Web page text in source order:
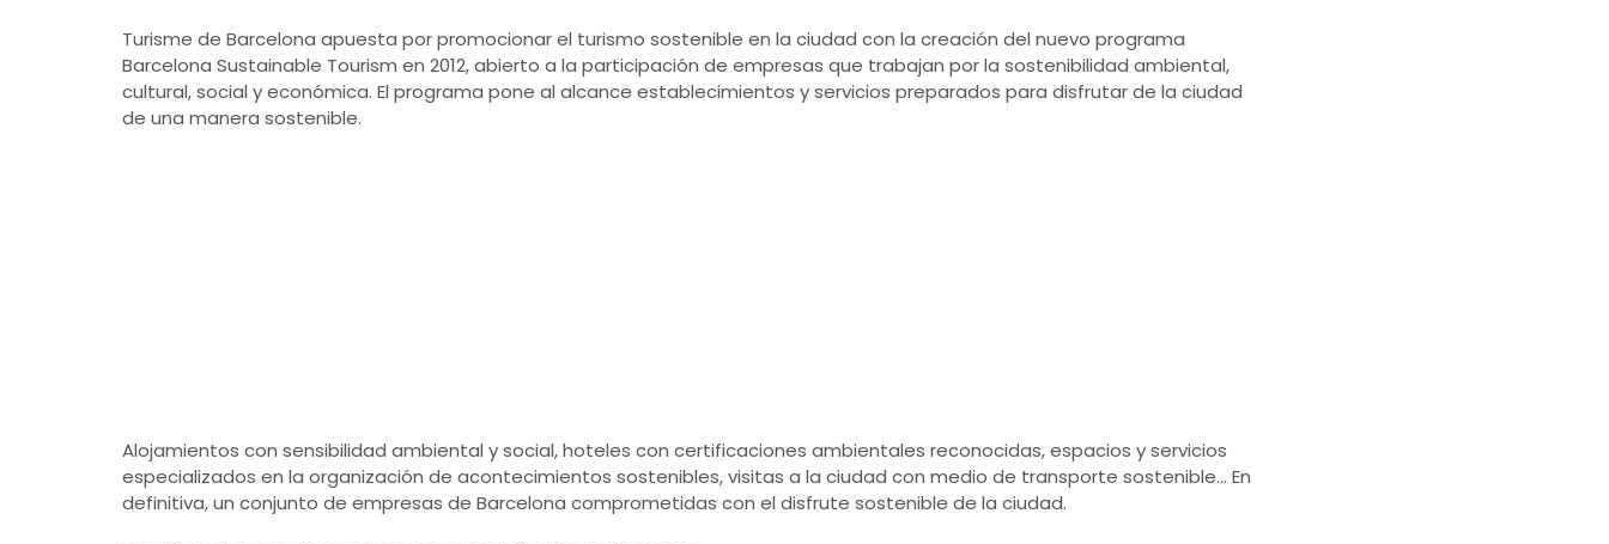
Turisme de Barcelona apuesta por promocionar el turismo sostenible en la ciudad con la creación del nuevo programa
Barcelona Sustainable Tourism en 2012, abierto a la participación de empresas que trabajan por la sostenibilidad ambiental,
cultural, social y económica. El programa pone al alcance establecimientos y servicios preparados para disfrutar de la ciudad
de una manera sostenible.
Alojamientos con sensibilidad ambiental y social, hoteles con certificaciones ambientales reconocidas, espacios y servicios
especializados en la organización de acontecimientos sostenibles, visitas a la ciudad con medio de transporte sostenible... En
definitiva, un conjunto de empresas de Barcelona comprometidas con el disfrute sostenible de la ciudad.